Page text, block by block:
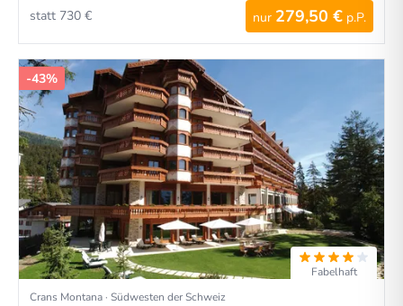
nur 279,50 € p.P.
statt 730 €
-43%
Fabelhaft
Crans Montana · Südwesten der Schweiz